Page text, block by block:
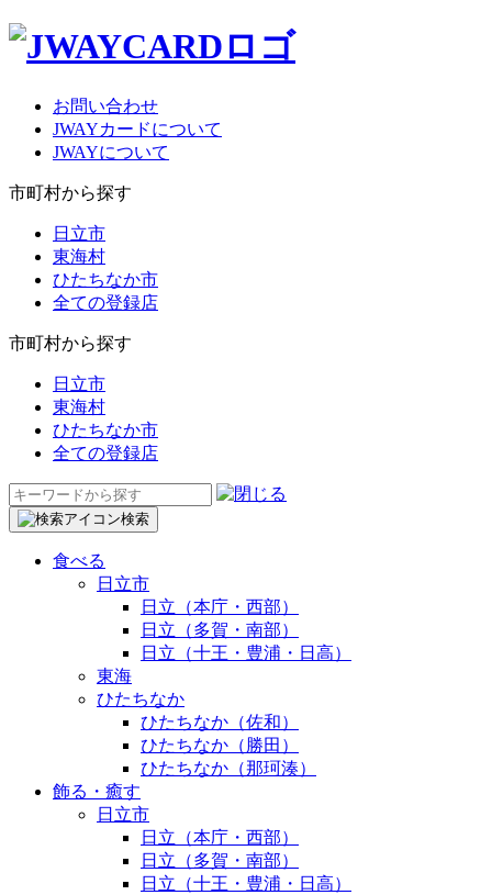
お問い合わせ
JWAYカードについて
JWAYについて
市町村から探す
日立市
東海村
ひたちなか市
全ての登録店
市町村から探す
日立市
東海村
ひたちなか市
全ての登録店
検
索:
検索
食べる
日立市
日立（本庁・西部）
日立（多賀・南部）
日立（十王・豊浦・日高）
東海
ひたちなか
ひたちなか（佐和）
ひたちなか（勝田）
ひたちなか（那珂湊）
飾る・癒す
日立市
日立（本庁・西部）
日立（多賀・南部）
日立（十王・豊浦・日高）